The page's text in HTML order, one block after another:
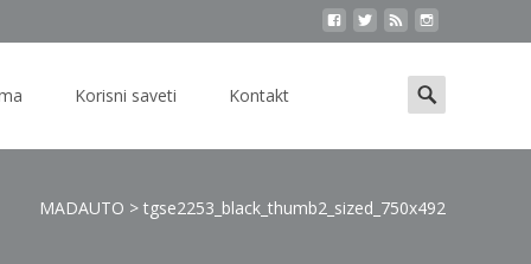
Korisni saveti Kontakt
Search
for:
MADAUTO > tgse2253_black_thumb2_sized_750x492